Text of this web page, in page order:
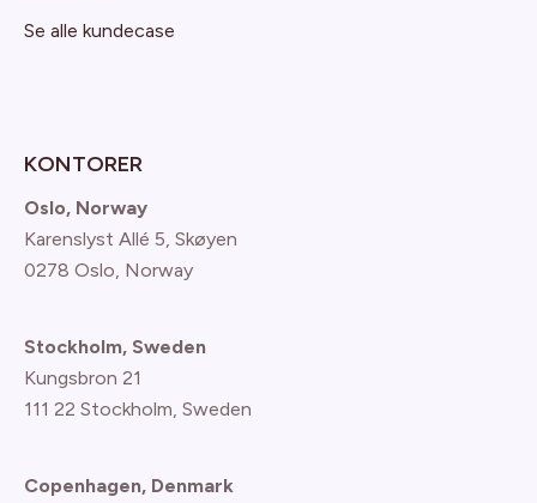
Se alle kundecase
KONTORER
Oslo, Norway
Karenslyst Allé 5, Skøyen
0278 Oslo, Norway
Stockholm, Sweden
Kungsbron 21
111 22 Stockholm, Sweden
Copenhagen, Denmark